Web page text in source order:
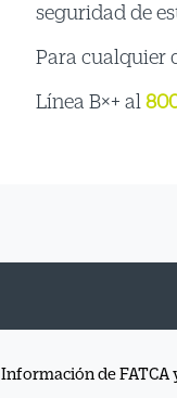
seguridad de
Para cualquier
Línea B×+ al
Información de FATCA